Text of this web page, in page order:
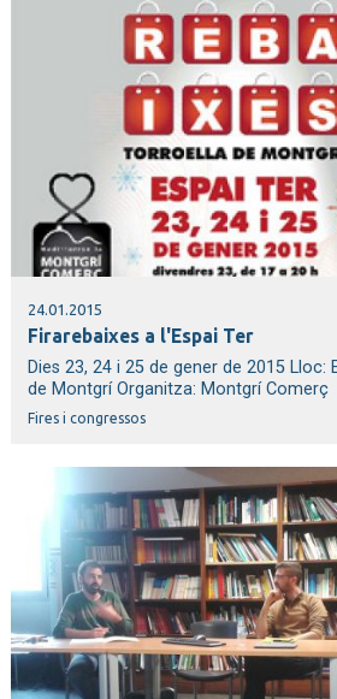
24.01.2015
Firarebaixes a l'Espai Ter
Dies 23, 24 i 25 de gener de 2015 Lloc:
de Montgrí Organitza: Montgrí Comerç
Fires i congressos